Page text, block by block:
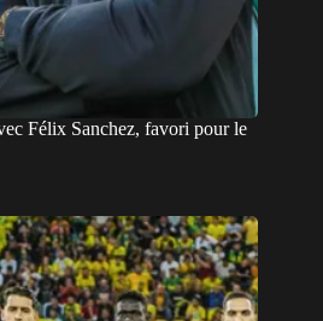
Félix Sanchez, favori pour le